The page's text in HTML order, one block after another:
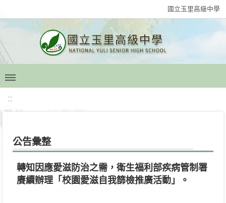
國立玉里高級中學
:::
公告彙整
轉知因應愛滋防治之需，衛生福利部疾病管制署
賡續辦理「校園愛滋自我篩檢推廣活動」。